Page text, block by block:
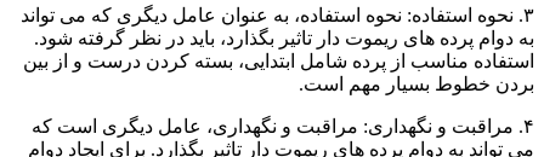
۳. نحوه استفاده: نحوه استفاده، به عنوان عامل دیگری که می تواند
به دوام پرده های ریموت دار تاثیر بگذارد، باید در نظر گرفته شود.
استفاده مناسب از پرده شامل ابتدایی، بسته کردن درست و از بین
بردن خطوط بسیار مهم است.
۴. مراقبت و نگهداری: مراقبت و نگهداری، عامل دیگری است که
می تواند به دوام پرده های ریموت دار تاثیر بگذارد. برای ایجاد دوام